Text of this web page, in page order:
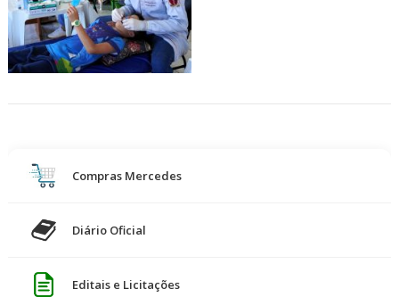
Compras Mercedes
Diário Oficial
Editais e Licitações